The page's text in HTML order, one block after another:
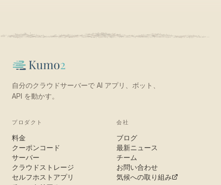
自分のクラウドサーバーで AI アプリ、ボット、
API を動かす。
プロダクト
料金
クーポンコード
サーバー
クラウドストレージ
セルフホストアプリ
会社
ブログ
最新ニュース
チーム
お問い合わせ
気候への取り組み